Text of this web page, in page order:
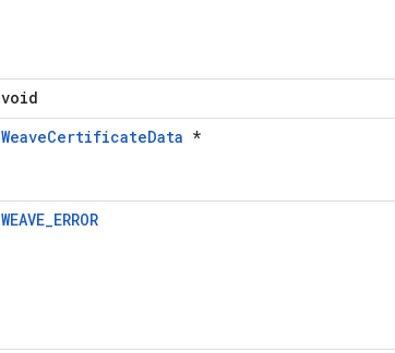
void
WeaveCertificateData *
WEAVE_ERROR